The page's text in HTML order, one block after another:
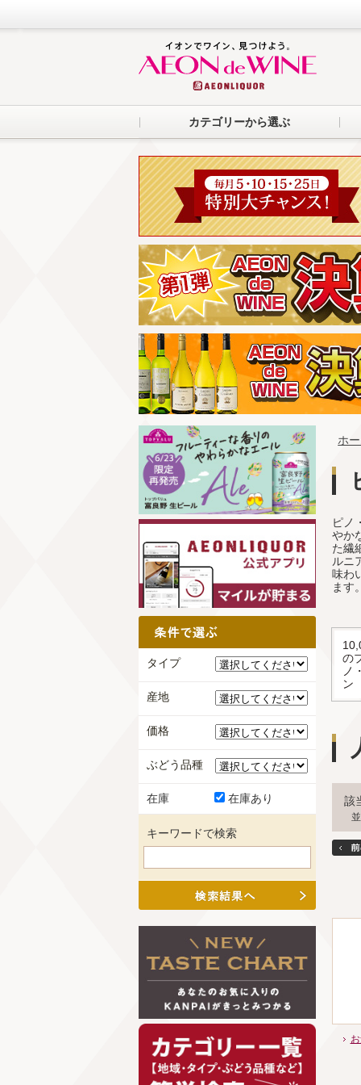
カテゴリーから選ぶ
ホ
ピノ
やか
た繊
ルニ
味わ
ます
の
ノ
ン
該
タイプ
産地
価格
ぶどう品種
在庫 在庫あり
キーワードで検索